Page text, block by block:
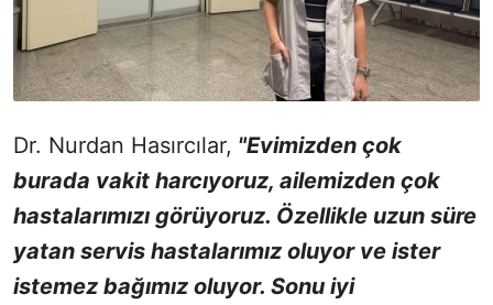
Dr. Nurdan Hasırcılar, "Evimizden çok
burada vakit harcıyoruz, ailemizden çok
hastalarımızı görüyoruz. Özellikle uzun süre
yatan servis hastalarımız oluyor ve ister
istemez bağımız oluyor. Sonu iyi